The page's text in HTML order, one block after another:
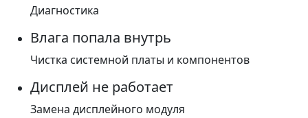
Диагностика
Влага попала внутрь
Чистка системной платы и компонентов
Дисплей не работает
Замена дисплейного модуля